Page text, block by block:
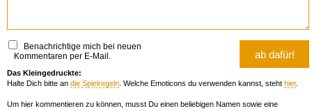
Benachrichtige mich bei neuen
Kommentaren per E-Mail.
Das Kleingedruckte:
Halte Dich bitte an die Spielregeln . Welche Emoticons du verwenden kannst, steht hier.
Um hier kommentieren zu können, musst Du einen beliebigen Namen sowie eine